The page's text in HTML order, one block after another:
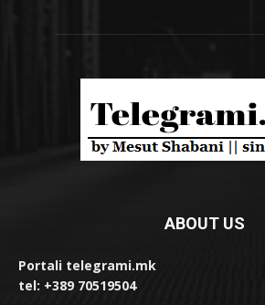
ABOUT US
Portali telegrami.mk
tel: +389 70519504